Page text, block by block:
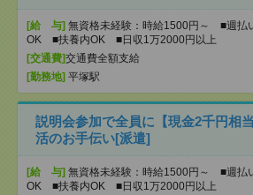
[給 与] 無資格未経験：時給1500円～ ■週払
OK ■扶養内OK ■日収1万2000円以上
[交通費]交通費全額支給
[勤務地] 平塚駅
説明会参加で全員に【現金2千円相
活のお手伝い[派遣]
[給 与] 無資格未経験：時給1500円～ ■週払
OK ■扶養内OK ■日収1万2000円以上